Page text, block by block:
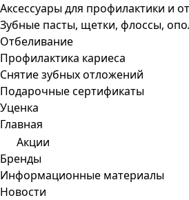
Аксессуары для профилактики и
Зубные пасты, щетки, флоссы,
Отбеливание
Профилактика кариеса
Снятие зубных отложений
Подарочные сертификаты
Уценка
Главная
Акции
Бренды
Информационные материалы
Новости